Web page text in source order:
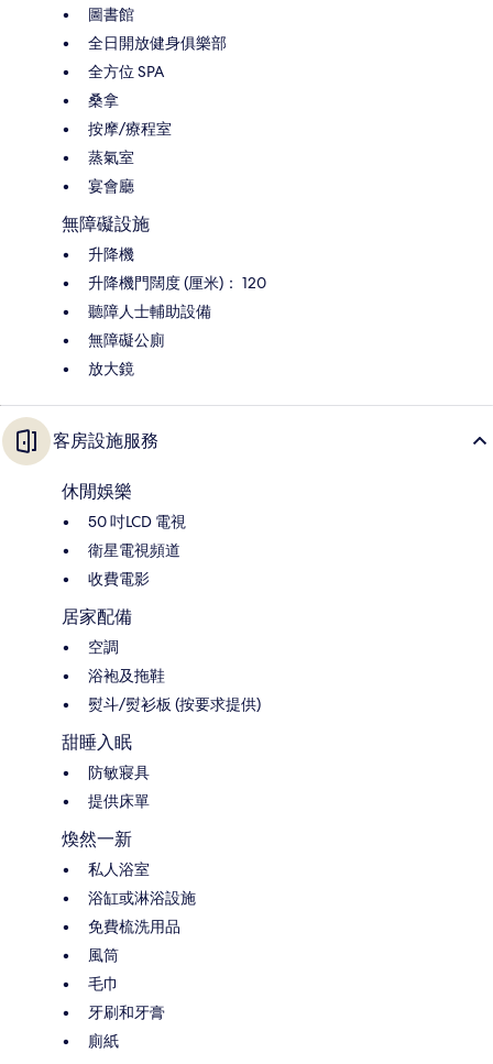
圖書館
全日開放健身俱樂部
全方位 SPA
桑拿
按摩/療程室
蒸氣室
宴會廳
無障礙設施
升降機
升降機門闊度 (厘米)： 120
聽障人士輔助設備
無障礙公廁
放大鏡
客房設施服務
休閒娛樂
50 吋LCD 電視
衛星電視頻道
收費電影
居家配備
空調
浴袍及拖鞋
熨斗/熨衫板 (按要求提供)
甜睡入眠
防敏寢具
提供床單
煥然一新
私人浴室
浴缸或淋浴設施
免費梳洗用品
風筒
毛巾
牙刷和牙膏
廁紙